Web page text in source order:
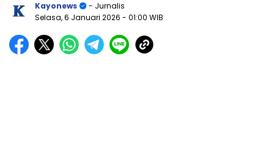
Kayonews
- Jurnalis
Selasa, 6 Januari 2026 - 01:00 WIB